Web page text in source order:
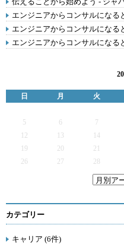
エンジニアからコンサルになる
エンジニアからコンサルになる
エンジニアからコンサルになる
日 月 火
5
6 7
12
13 14
19
20 21
26
27 28
カテゴリー
キャリア (6件)